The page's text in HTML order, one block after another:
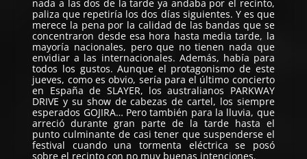
nada a las dos de la tarde ya andaba por el recinto,
paliza que repetiría los dos días siguientes. Y es que
merece la pena por la calidad de las bandas que se
concentraron desde esa hora hasta media tarde, la
mayoría nacionales, pero que no tienen nada que
envidiar a las internacionales. Además, había para
todos los gustos. Aunque el protagonismo de este
jueves, como es obvio, sería para el último concierto
en España de SLAYER, los australianos PARKWAY
DRIVE y su show de cabezas de cartel, los siempre
esperados GOJIRA… Pero también para la lluvia, que
arreció durante gran parte de la tarde hasta el
punto culminante de casi tener que suspenderse el
festival cuando una tormenta eléctrica se posó
sobre el recinto con no muy buenas intenciones.